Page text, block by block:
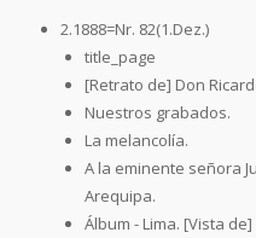
2.1888=Nr. 82(1.Dez.)
title_page
[Retrato de] Don
Nuestros grabados.
La melancolía.
A la eminente señora
Arequipa.
Álbum - Lima. [Vista